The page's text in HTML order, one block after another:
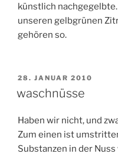
künstlich
unseren gelbgrünen
gehören so.
VERÖFFENTLICHT
28. JANUAR 2010
waschnüsse
Haben wir nicht, und
Zum einen ist
Substanzen in der